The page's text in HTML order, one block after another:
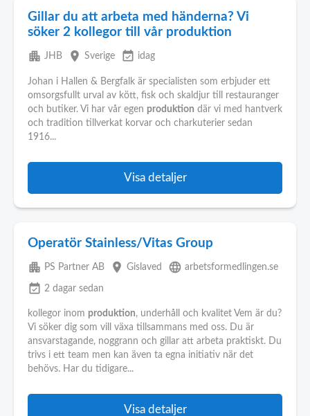
Gillar du att arbeta med händerna? Vi
söker 2 kollegor till vår produktion
apartment JHB place Sverige event_available idag
Johan i Hallen & Bergfalk är specialisten som erbjuder ett
omsorgsfullt urval av kött, fisk och skaldjur till restauranger
och butiker. Vi har vår egen produktion där vi med hantverk
och tradition tillverkat korvar och charkuterier sedan
1916...
Visa detaljer
Operatör Stainless/Vitas Group
apartment PS Partner AB place Gislaved language arbetsformedlingen.se
event_available 2 dagar sedan
kollegor inom produktion, underhåll och kvalitet Vem är du?
Vi söker dig som vill växa tillsammans med oss. Du är
ansvarstagande, noggrann och gillar att arbeta praktiskt. Du
trivs i ett team men kan även ta egna initiativ när det
behövs. Har du tidigare...
Visa detaljer